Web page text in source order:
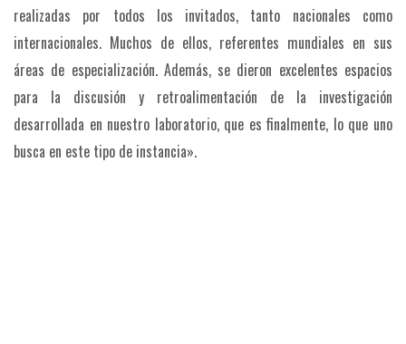
realizadas por todos los invitados, tanto nacionales como
internacionales. Muchos de ellos, referentes mundiales en sus
áreas de especialización. Además, se dieron excelentes espacios
para la discusión y retroalimentación de la investigación
desarrollada en nuestro laboratorio, que es finalmente, lo que uno
busca en este tipo de instancia».